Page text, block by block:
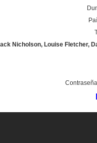
Nicholson, Louise Fletcher,